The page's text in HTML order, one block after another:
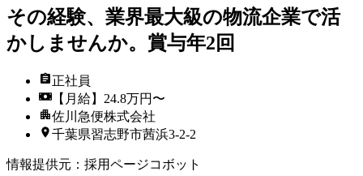
その経験、業界最大級の物流企業で活
かしませんか。賞与年2回
正社員
【月給】24.8万円〜
佐川急便株式会社
千葉県習志野市茜浜3-2-2
情報提供元 ： 採用ページコボット